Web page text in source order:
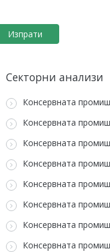
Секторни анализи
Консервната
Консервната
Консервната
Консервната
Консервната
Консервната
Консервната
Консервната